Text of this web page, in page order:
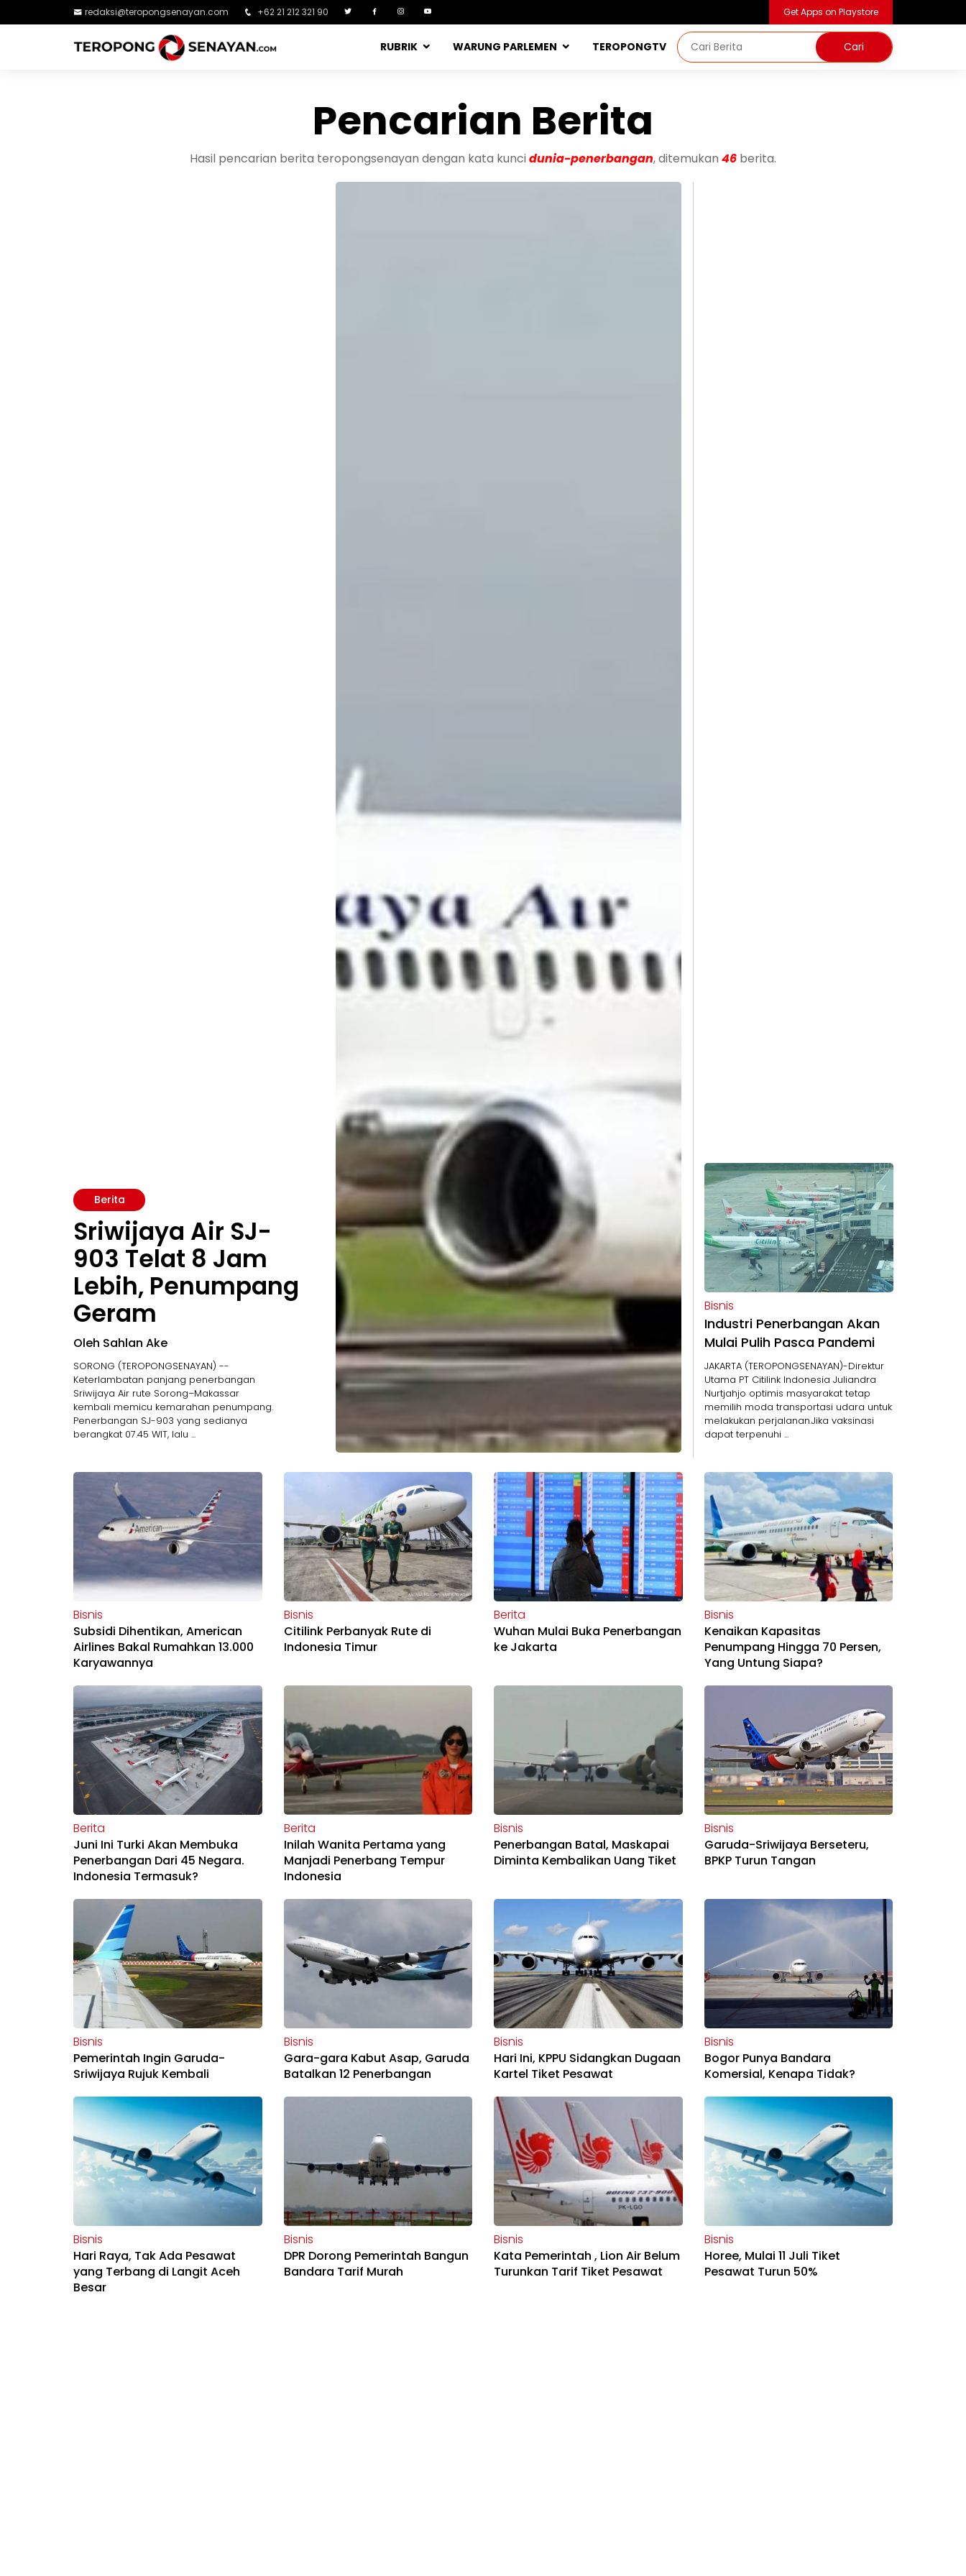
redaksi@teropongsenayan.com +62 21 212 321 90 Get Apps on Playstore
RUBRIK WARUNG PARLEMEN TEROPONGTV
Pencarian Berita
Hasil pencarian berita teropongsenayan dengan kata kuncidunia-penerbangan, ditemukan 46 berita.
Berita
Sriwijaya Air SJ-
903 Telat 8 Jam
Lebih, Penumpang
Geram
Oleh Sahlan Ake
SORONG (TEROPONGSENAYAN) --
Keterlambatan panjang penerbangan
Sriwijaya Air rute Sorong–Makassar
kembali memicu kemarahan penumpang.
Penerbangan SJ-903 yang sedianya
berangkat 07.45 WIT, lalu ...
Bisnis
Industri Penerbangan Akan
Mulai Pulih Pasca Pandemi
JAKARTA (TEROPONGSENAYAN)-Direktur
Utama PT Citilink Indonesia Juliandra
Nurtjahjo optimis masyarakat tetap
memilih moda transportasi udara untuk
melakukan perjalanan.Jika vaksinasi
dapat terpenuhi ...
Bisnis
Subsidi Dihentikan, American
Airlines Bakal Rumahkan 13.000
Karyawannya
Bisnis
Citilink Perbanyak Rute di
Indonesia Timur
Berita
Wuhan Mulai Buka Penerbangan
ke Jakarta
Bisnis
Kenaikan Kapasitas
Penumpang Hingga 70 Persen,
Yang Untung Siapa?
Berita
Juni Ini Turki Akan Membuka
Penerbangan Dari 45 Negara.
Indonesia Termasuk?
Berita
Inilah Wanita Pertama yang
Manjadi Penerbang Tempur
Indonesia
Bisnis
Penerbangan Batal, Maskapai
Diminta Kembalikan Uang Tiket
Bisnis
Garuda-Sriwijaya Berseteru,
BPKP Turun Tangan
Bisnis
Pemerintah Ingin Garuda-
Sriwijaya Rujuk Kembali
Bisnis
Gara-gara Kabut Asap, Garuda
Batalkan 12 Penerbangan
Bisnis
Hari Ini, KPPU Sidangkan Dugaan
Kartel Tiket Pesawat
Bisnis
Bogor Punya Bandara
Komersial, Kenapa Tidak?
Bisnis
Hari Raya, Tak Ada Pesawat
yang Terbang di Langit Aceh
Besar
Bisnis
DPR Dorong Pemerintah Bangun
Bandara Tarif Murah
Bisnis
Kata Pemerintah , Lion Air Belum
Turunkan Tarif Tiket Pesawat
Bisnis
Horee, Mulai 11 Juli Tiket
Pesawat Turun 50%